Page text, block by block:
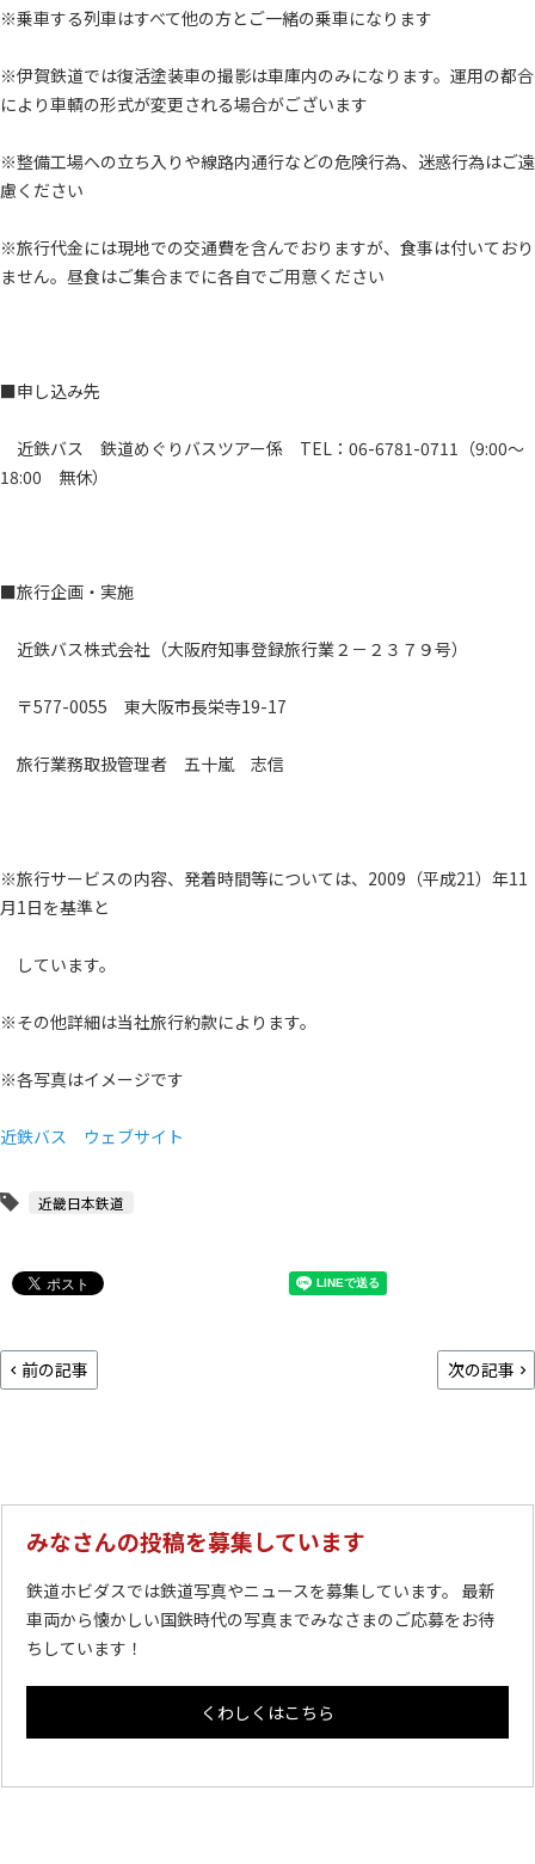
※乗車する列車はすべて他の方とご一緒の乗車になります
※伊賀鉄道では復活塗装車の撮影は車庫内のみになります。運用の都合
により車輌の形式が変更される場合がございます
※整備工場への立ち入りや線路内通行などの危険行為、迷惑行為はご遠
慮ください
※旅行代金には現地での交通費を含んでおりますが、食事は付いており
ません。昼食はご集合までに各自でご用意ください
■申し込み先
近鉄バス 鉄道めぐりバスツアー係 TEL：06-6781-0711（9:00～
18:00 無休）
■旅行企画・実施
近鉄バス株式会社（大阪府知事登録旅行業２－２３７９号）
〒577-0055 東大阪市長栄寺19-17
旅行業務取扱管理者 五十嵐 志信
※旅行サービスの内容、発着時間等については、2009（平成21）年11
月1日を基準と
しています。
※その他詳細は当社旅行約款によります。
※各写真はイメージです
近鉄バス ウェブサイト
近畿日本鉄道
前の記事 次の記事
みなさんの投稿を募集しています
鉄道ホビダスでは鉄道写真やニュースを募集しています。 最新
車両から懐かしい国鉄時代の写真までみなさまのご応募をお待
ちしています！
くわしくはこちら